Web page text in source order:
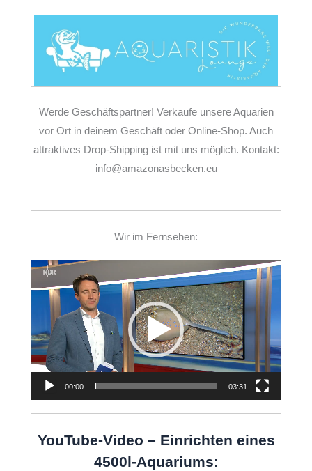
Werde Geschäftspartner! Verkaufe unsere Aquarien
vor Ort in deinem Geschäft oder Online-Shop. Auch
attraktives Drop-Shipping ist mit uns möglich. Kontakt:
info@amazonasbecken.eu
Wir im Fernsehen:
Player
00:00 03:31
YouTube-Video – Einrichten eines
4500l-Aquariums: